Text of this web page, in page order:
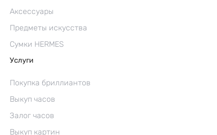
Аксессуары
Предметы искусства
Сумки HERMES
Услуги
Покупка бриллиантов
Выкуп часов
Залог часов
Выкуп картин